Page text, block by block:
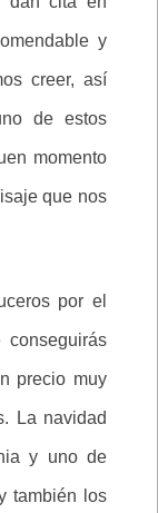
y
creer, así
de estos
momento
que nos
por el
precio muy
La navidad
y uno de
también los